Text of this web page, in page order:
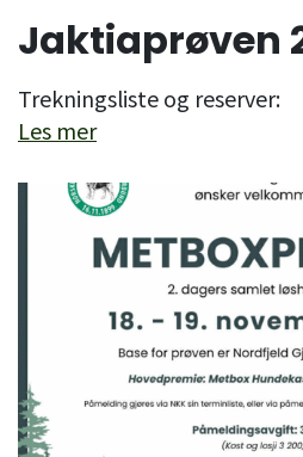
Jaktiaprøven
Trekningsliste og reserver:
Les mer